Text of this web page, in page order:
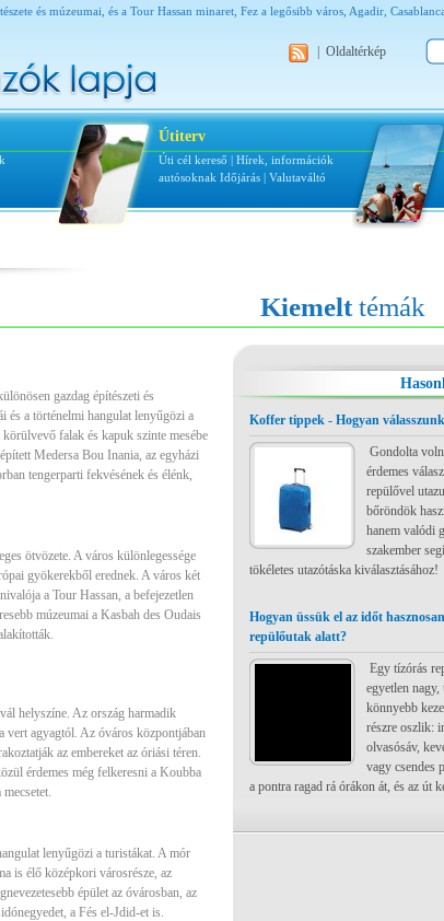
és múzeumai, és a Tour Hassan minaret, Fez a legősibb város, Agadir, Casablanca
Oldaltérkép
Útiterv
Úti cél kereső | Hírek, információk
autósoknak Időjárás | Valutaváltó
gazdag építészeti és
és a történelmi hangulat lenyűgözi a
falak és kapuk szinte mesébe
Medersa Bou Inania, az egyházi
tengerparti fekvésének és élénk,
ötvözete. A város különlegessége
gyökerekből erednek. A város két
a Tour Hassan, a befejezetlen
múzeumai a Kasbah des Oudais
helyszíne. Az ország harmadik
vert agyagtól. Az óváros központjában
az embereket az óriási téren.
érdemes még felkeresni a Koubba
lenyűgözi a turistákat. A mór
is élő középkori városrésze, az
épület az óvárosban, az
a Fés el-Jdid-et is.
Kiemelttémák
Koffer tippek - Hogyan
Gondolta
érdemes
repülővel
bőröndök
hanem valódi
szakember
tökéletes utazótáska kiválasztásához!
Hogyan üssük el az időt
repülőutak alatt?
Egy tízórás
egyetlen
könnyebb
részre oszlik:
olvasósáv,
vagy csendes
a pontra ragad rá órákon át, és az út